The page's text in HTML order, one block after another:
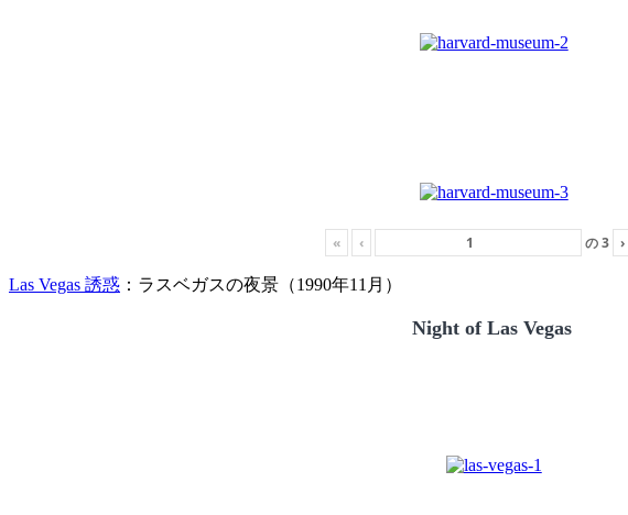
« ‹ の3 ›
Las Vegas 誘惑 ：ラスベガスの夜景（1990年11月）
Night of Las Vegas